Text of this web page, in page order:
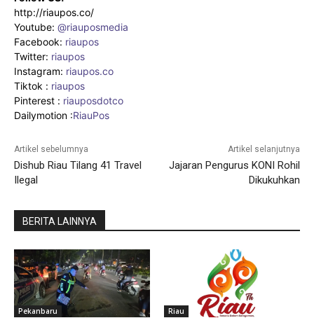
http://riaupos.co/
Youtube: @riauposmedia
Facebook: riaupos
Twitter: riaupos
Instagram: riaupos.co
Tiktok : riaupos
Pinterest : riauposdotco
Dailymotion :RiauPos
Artikel sebelumnya
Dishub Riau Tilang 41 Travel
Ilegal
Artikel selanjutnya
Jajaran Pengurus KONI Rohil
Dikukuhkan
BERITA LAINNYA
Pekanbaru Riau